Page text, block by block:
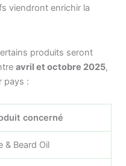
viendront enrichir la
produits seront
avril et octobre 2025,
pays :
concerné
& Beard Oil